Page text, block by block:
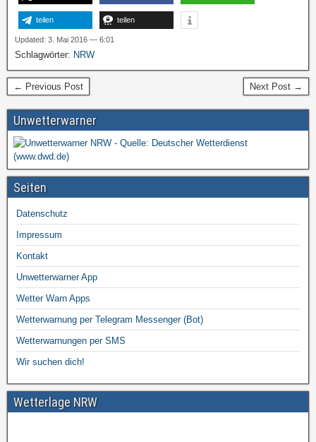
teilen teilen
Updated: 3. Mai 2016 — 6:01
Schlagwörter: NRW
← Previous Post Next Post →
Unwetterwarner
Seiten
Datenschutz
Impressum
Kontakt
Unwetterwarner App
Wetter Warn Apps
Wetterwarnung per Telegram Messenger (Bot)
Wetterwarnungen per SMS
Wir suchen dich!
Wetterlage NRW